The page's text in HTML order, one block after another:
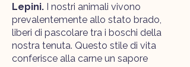
Lepini. I nostri animali vivono
prevalentemente allo stato brado,
liberi di pascolare tra i boschi della
nostra tenuta. Questo stile di vita
conferisce alla carne un sapore